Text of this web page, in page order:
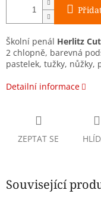
Školní penál Herlitz
2 chlopně, barevná
pastelek, tužky, nůžky,
Detailní informace
ZEPTAT SE
Související